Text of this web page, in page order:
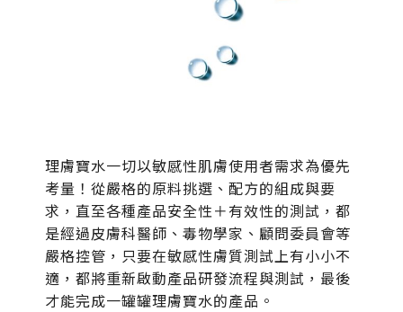
理膚寶水一切以敏感性肌膚使用者需求為優先
考量！從嚴格的原料挑選、配方的組成與要
求，直至各種產品安全性＋有效性的測試，都
是經過皮膚科醫師、毒物學家、顧問委員會等
嚴格控管，只要在敏感性膚質測試上有小小不
適，都將重新啟動產品研發流程與測試，最後
才能完成一罐罐理膚寶水的產品。